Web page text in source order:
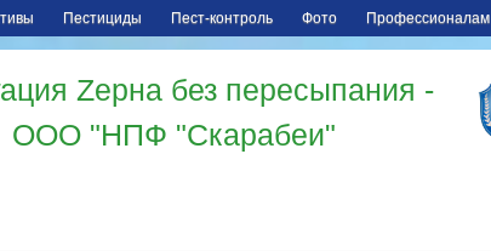
Пестициды Пест-контроль Фото Профессионалам
Zерна без пересыпания -
ООО "НПФ "Скарабеи"